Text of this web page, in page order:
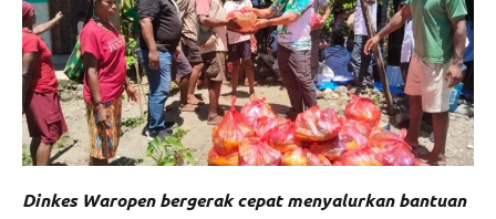
Dinkes Waropen bergerak cepat menyalurkan bantuan